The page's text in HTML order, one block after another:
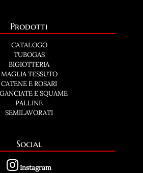
Prodotti
CATALOGO
TUBOGAS
BIGIOTTERIA
MAGLIA TESSUTO
CATENE E ROSARI
E SQUAME
PALLINE
SEMILAVORATI
Social
Instagram